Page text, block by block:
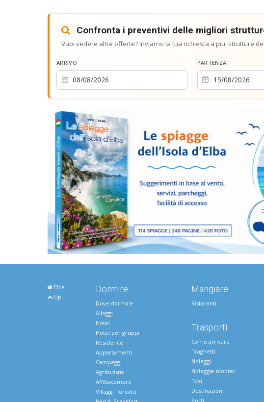
Confronta i preventivi delle migliori
Vuoi vedere altre offerte? Inviamo la tua richiesta a piu' strutture
ARRIVO PARTENZA
Elba
Up
Dormire
Dove dormire
Alloggi
Hotel
Hotel per gruppi
Residence
Appartamenti
Campeggi
Agriturismi
Affittacamere
Villaggi Turistici
Mangiare
Ristoranti
Trasporti
Come arrivare
Traghetti
Noleggi
Noleggia scooter
Taxi
Destinazioni
Porti